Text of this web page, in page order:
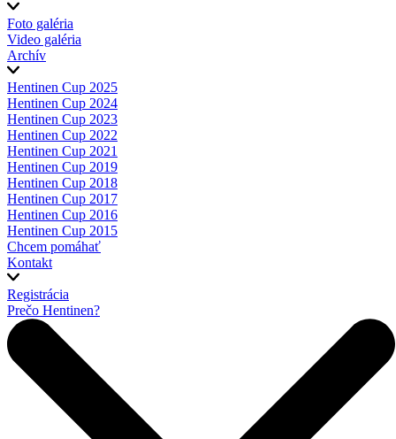
Foto galéria
Video galéria
Archív
Hentinen Cup 2025
Hentinen Cup 2024
Hentinen Cup 2023
Hentinen Cup 2022
Hentinen Cup 2021
Hentinen Cup 2019
Hentinen Cup 2018
Hentinen Cup 2017
Hentinen Cup 2016
Hentinen Cup 2015
Chcem pomáhať
Kontakt
Registrácia
Prečo Hentinen?